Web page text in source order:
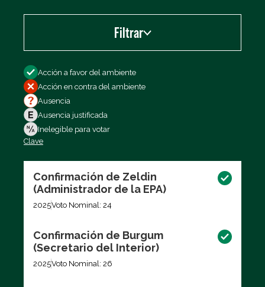
Filtrar
Filtrar por
Acción a favor del ambiente
Acción en contra del ambiente
Ausencia
Ausencia justificada
Inelegible para votar
Clave
Confirmación de Zeldin
(Administrador de la EPA)
2025Voto Nominal: 24
Confirmación de Burgum
(Secretario del Interior)
2025Voto Nominal: 26